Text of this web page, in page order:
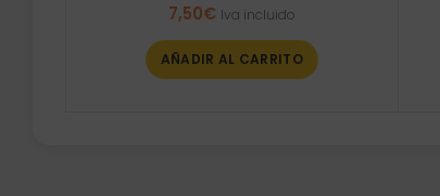
7,50€ Iva incluido
AÑADIR AL CARRITO